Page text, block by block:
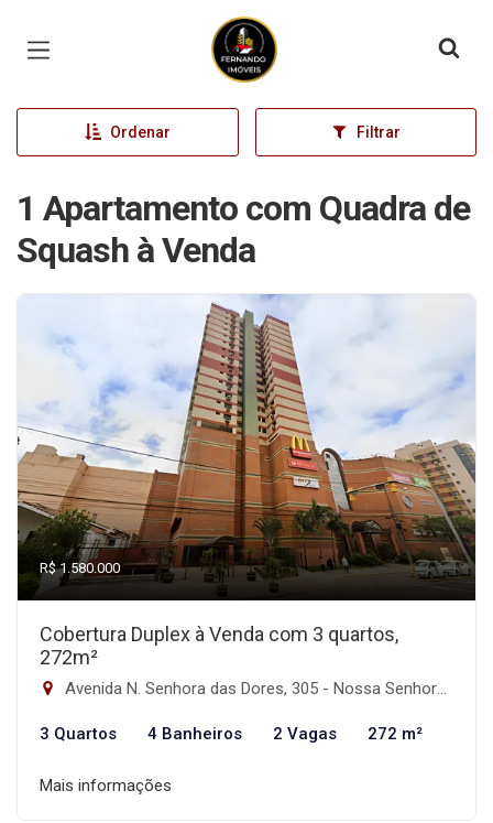
Página inicial
Ordenar Filtrar
1 Apartamento com Quadra de
Squash à Venda
R$ 1.580.000
Cobertura Duplex à Venda com 3 quartos,
272m²
Avenida N. Senhora das Dores, 305 - Nossa Senhora das Dores, Santa Maria-RS
3 Quartos 4 Banheiros 2 Vagas 272 m²
Mais informações